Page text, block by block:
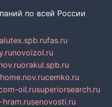
по всей России
alutex.spb.rufas.ru
novoizol.ru
orakul.spb.ru
home.nov.rucemko.ru
oil.rusuperiorsearch.ru
hram.rusenovosti.ru